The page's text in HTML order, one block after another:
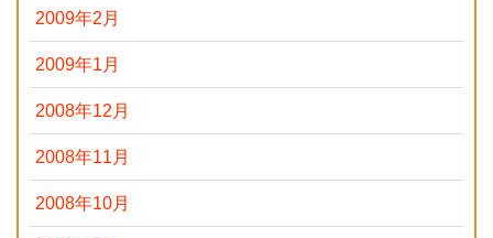
2009年2月
2009年1月
2008年12月
2008年11月
2008年10月